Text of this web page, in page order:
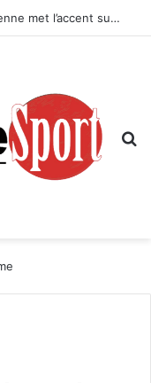
Le président de la Fédération algérienne met l’accent sur le projet de sa structure — Boussebt : « Il n’y aura pas d’avenir pour le handball algérien sans une véritable politique de formation »